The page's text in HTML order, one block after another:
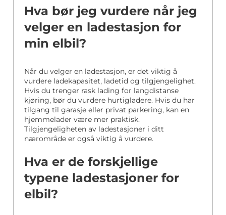
Hva bør jeg vurdere når jeg
velger en ladestasjon for
min elbil?
Når du velger en ladestasjon, er det viktig å
vurdere ladekapasitet, ladetid og tilgjengelighet.
Hvis du trenger rask lading for langdistanse
kjøring, bør du vurdere hurtigladere. Hvis du har
tilgang til garasje eller privat parkering, kan en
hjemmelader være mer praktisk.
Tilgjengeligheten av ladestasjoner i ditt
nærområde er også viktig å vurdere.
Hva er de forskjellige
typene ladestasjoner for
elbil?